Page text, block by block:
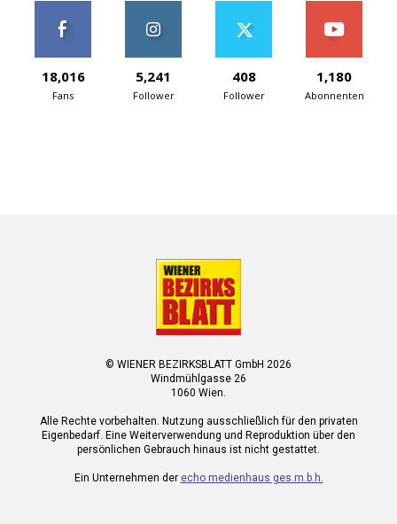
18,016
Fans
5,241
Follower
408
Follower
1,180
Abonnenten
© WIENER BEZIRKSBLATT GmbH 2026
Windmühlgasse 26
1060 Wien.
Alle Rechte vorbehalten. Nutzung ausschließlich für den privaten
Eigenbedarf. Eine Weiterverwendung und Reproduktion über den
persönlichen Gebrauch hinaus ist nicht gestattet.
Ein Unternehmen der echo medienhaus ges.m.b.h.